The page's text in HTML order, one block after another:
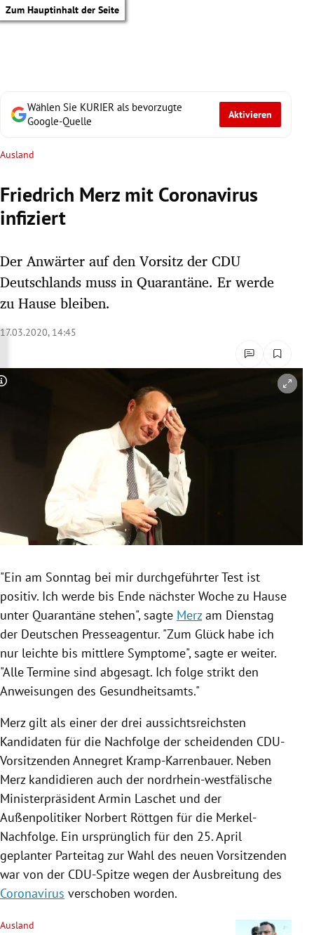
Zum Hauptinhalt der Seite
Untermenü
Untermenü
Untermenü
Untermenü
Untermenü
Untermenü
Wählen Sie KURIER als bevorzugte
Google-Quelle
Aktivieren
Ausland
Friedrich Merz mit Coronavirus
infiziert
Der Anwärter auf den Vorsitz der CDU
Deutschlands muss in Quarantäne. Er werde
zu Hause bleiben.
17.03.2020, 14:45
Copyright-Hinweis öffnen/schließen
"Ein am Sonntag bei mir durchgeführter Test ist
positiv. Ich werde bis Ende nächster Woche zu Hause
unter Quarantäne stehen", sagte Merzam Dienstag
der Deutschen Presseagentur. "Zum Glück habe ich
nur leichte bis mittlere Symptome", sagte er weiter.
"Alle Termine sind abgesagt. Ich folge strikt den
Anweisungen des Gesundheitsamts."
Merzgilt als einer der drei aussichtsreichsten
Kandidaten für die Nachfolge der scheidenden CDU-
Vorsitzenden Annegret Kramp-Karrenbauer. Neben
Merzkandidieren auch der nordrhein-westfälische
MinisterpräsidentArmin Laschet und der
Außenpolitiker Norbert Röttgen für die Merkel-
Nachfolge. Ein ursprünglich für den 25. April
geplanter Parteitag zur Wahl des neuen Vorsitzenden
war von der CDU-Spitze wegen der Ausbreitung des
Coronavirus verschoben worden.
Ausland